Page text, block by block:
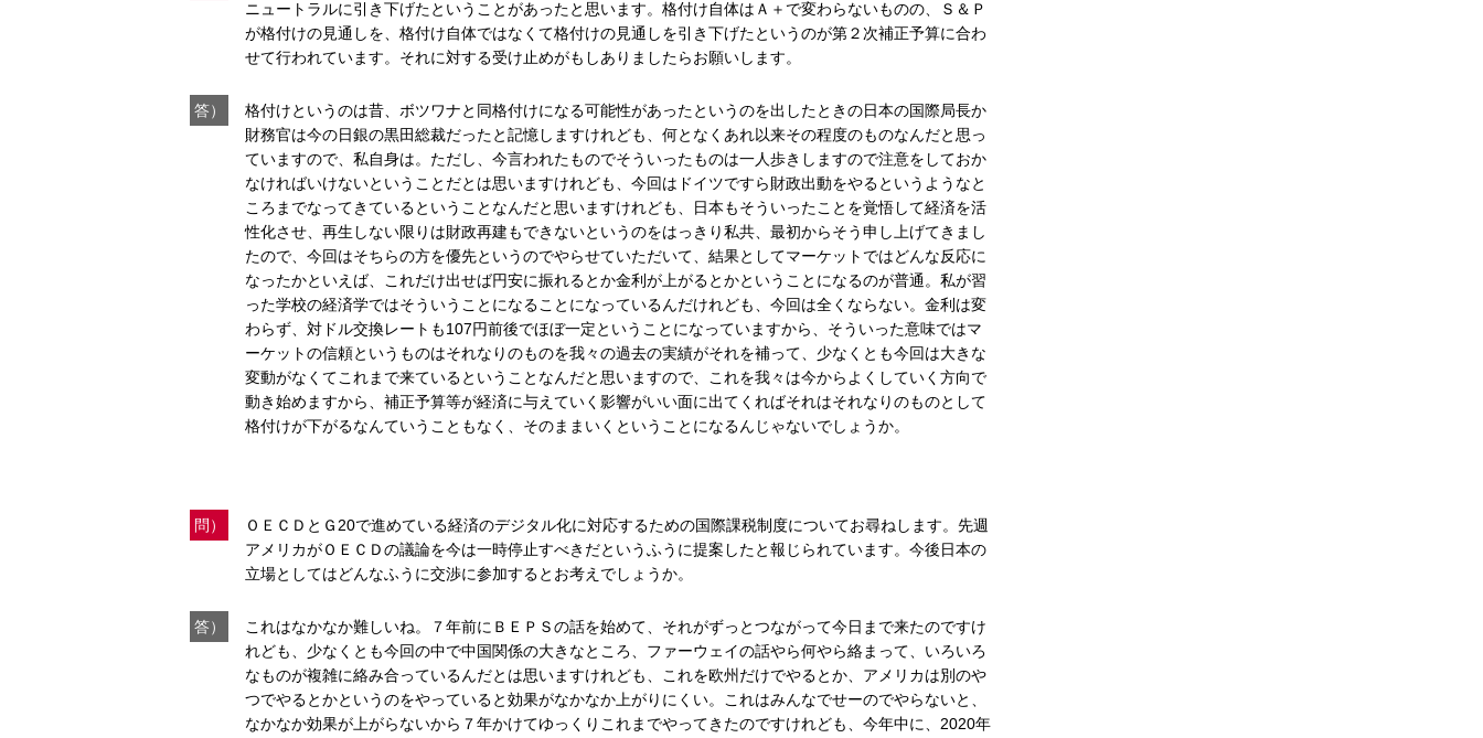
ニュートラルに引き下げたということがあったと思います。格付け自体はＡ＋で変わらないものの、Ｓ＆Ｐ
が格付けの見通しを、格付け自体ではなくて格付けの見通しを引き下げたというのが第２次補正予算に合わ
せて行われています。それに対する受け止めがもしありましたらお願いします。
答）
格付けというのは昔、ボツワナと同格付けになる可能性があったというのを出したときの日本の国際局長か
財務官は今の日銀の黒田総裁だったと記憶しますけれども、何となくあれ以来その程度のものなんだと思っ
ていますので、私自身は。ただし、今言われたものでそういったものは一人歩きしますので注意をしておか
なければいけないということだとは思いますけれども、今回はドイツですら財政出動をやるというようなと
ころまでなってきているということなんだと思いますけれども、日本もそういったことを覚悟して経済を活
性化させ、再生しない限りは財政再建もできないというのをはっきり私共、最初からそう申し上げてきまし
たので、今回はそちらの方を優先というのでやらせていただいて、結果としてマーケットではどんな反応に
なったかといえば、これだけ出せば円安に振れるとか金利が上がるとかということになるのが普通。私が習
った学校の経済学ではそういうことになることになっているんだけれども、今回は全くならない。金利は変
わらず、対ドル交換レートも107円前後でほぼ一定ということになっていますから、そういった意味ではマ
ーケットの信頼というものはそれなりのものを我々の過去の実績がそれを補って、少なくとも今回は大きな
変動がなくてこれまで来ているということなんだと思いますので、これを我々は今からよくしていく方向で
動き始めますから、補正予算等が経済に与えていく影響がいい面に出てくればそれはそれなりのものとして
格付けが下がるなんていうこともなく、そのままいくということになるんじゃないでしょうか。
問）
ＯＥＣＤとＧ20で進めている経済のデジタル化に対応するための国際課税制度についてお尋ねします。先週
アメリカがＯＥＣＤの議論を今は一時停止すべきだというふうに提案したと報じられています。今後日本の
立場としてはどんなふうに交渉に参加するとお考えでしょうか。
答）
これはなかなか難しいね。７年前にＢＥＰＳの話を始めて、それがずっとつながって今日まで来たのですけ
れども、少なくとも今回の中で中国関係の大きなところ、ファーウェイの話やら何やら絡まって、いろいろ
なものが複雑に絡み合っているんだとは思いますけれども、これを欧州だけでやるとか、アメリカは別のや
つでやるとかというのをやっていると効果がなかなか上がりにくい。これはみんなでせーのでやらないと、
なかなか効果が上がらないから７年かけてゆっくりこれまでやってきたのですけれども、今年中に、2020年